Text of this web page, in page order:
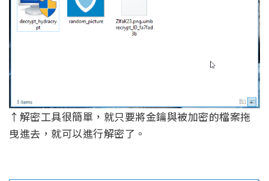
↑解密工具很簡單，就只要將金鑰與被加密的檔案拖
曳進去，就可以進行解密了。